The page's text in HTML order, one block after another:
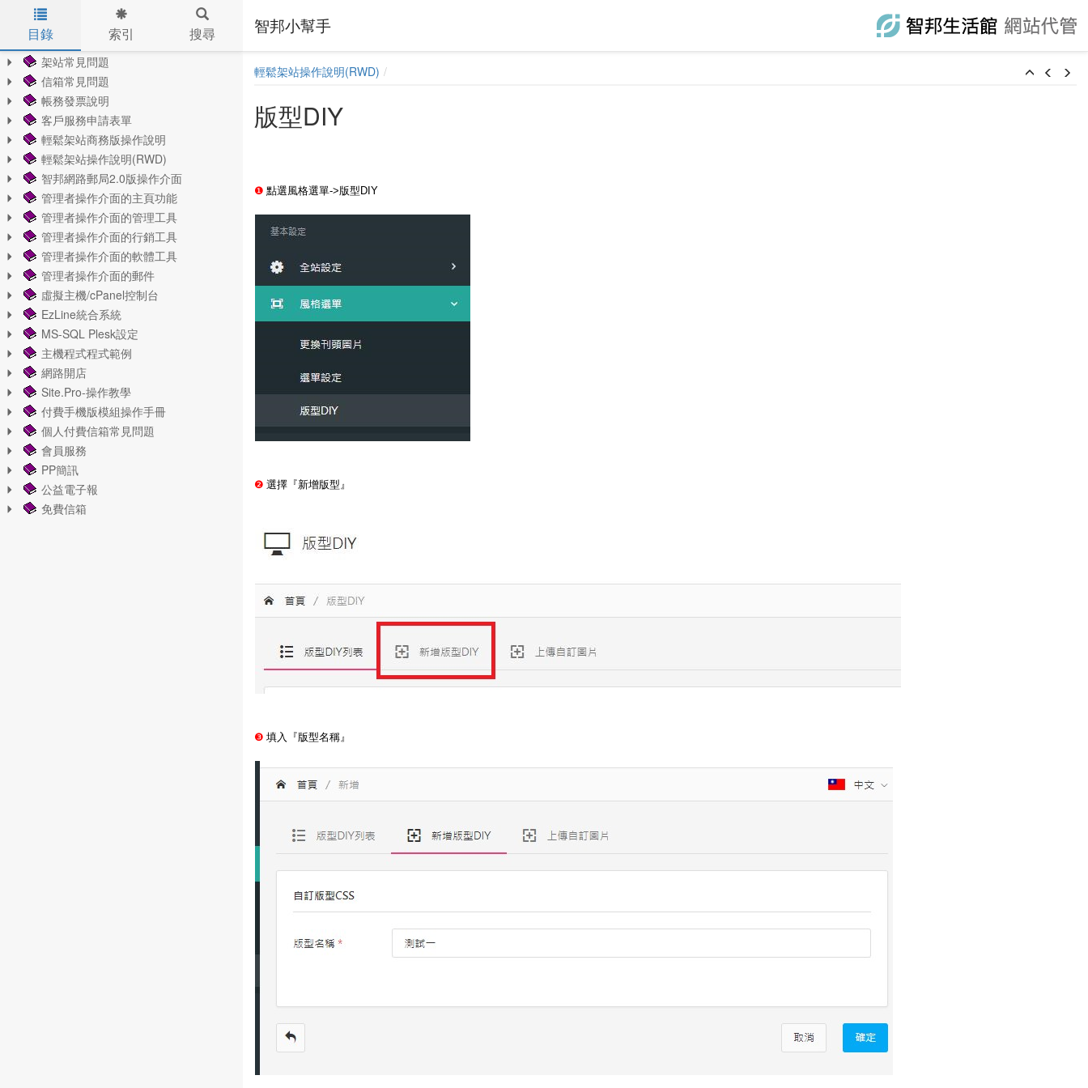
Skip to main content
智邦小幫手
目錄 索引 搜尋
架站常見問題
信箱常見問題
帳務發票說明
客戶服務申請表單
輕鬆架站商務版操作說明
輕鬆架站操作說明(RWD)
智邦網路郵局2.0版操作介面
管理者操作介面的主頁功能
管理者操作介面的管理工具
管理者操作介面的行銷工具
管理者操作介面的軟體工具
管理者操作介面的郵件
虛擬主機/cPanel控制台
EzLine統合系統
MS-SQL Plesk設定
主機程式程式範例
網路開店
Site.Pro-操作教學
付費手機版模組操作手冊
個人付費信箱常見問題
會員服務
PP簡訊
公益電子報
免費信箱
輕鬆架站操作說明(RWD)
版型DIY
❶ 點選風格選單->版型DIY
❷ 選擇『新增版型』
❸ 填入『版型名稱』